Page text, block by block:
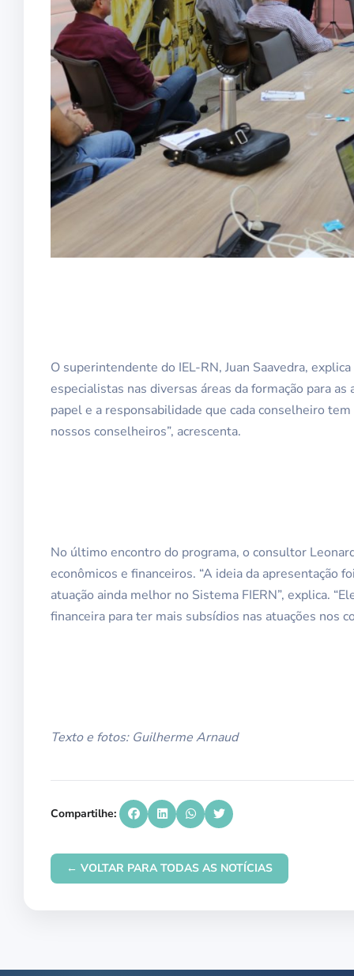
O superintendente do IEL-RN, Juan Saavedra,
especialistas nas diversas áreas da formação para
papel e a responsabilidade que cada conselheiro
nossos conselheiros”, acrescenta.
No último encontro do programa, o consultor
econômicos e financeiros. “A ideia da apresentação
atuação ainda melhor no Sistema FIERN”, explica.
financeira para ter mais subsídios nas atuações nos
Texto e fotos: Guilherme Arnaud
Compartilhe:
← VOLTAR PARA TODAS AS NOTÍCIAS